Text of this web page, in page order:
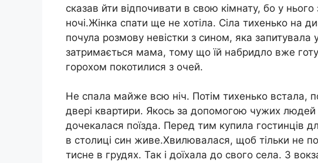
сказав йти відпочивати в свою кімнату, бо у
ночі.Жінка спати ще не хотіла. Сіла тихенько на
почула розмову невістки з сином, яка запитувала
затримається мама, тому що їй набридло вже
горохом покотилися з очей.
Не спала майже всю ніч. Потім тихенько встала,
двері квартири. Якось за допомогою чужих людей
дочекалася поїзда. Перед тим купила гостинців
в столиці син живе.Хвилювалася, щоб тільки не
тисне в грудях. Так і доїхала до свого села. З